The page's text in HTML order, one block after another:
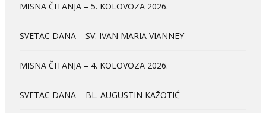
MISNA ČITANJA – 5. KOLOVOZA 2026.
SVETAC DANA – SV. IVAN MARIA VIANNEY
MISNA ČITANJA – 4. KOLOVOZA 2026.
SVETAC DANA – BL. AUGUSTIN KAŽOTIĆ